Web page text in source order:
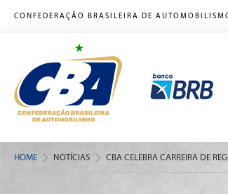
CONFEDERAÇÃO BRASILEIRA DE
HOME NOTÍCIAS CBA CELEBRA CARREIRA DE